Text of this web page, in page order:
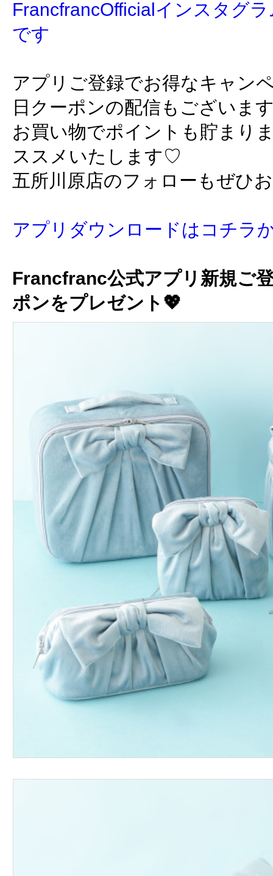
FrancfrancOfficialインスタグ
です
アプリご登録でお得なキャン
日クーポンの配信もございま
お買い物でポイントも貯まり
ススメいたします♡
五所川原店のフォローもぜひ
アプリダウンロードはコチラ
Francfranc公式アプリ新規ご
ポンをプレゼント💖